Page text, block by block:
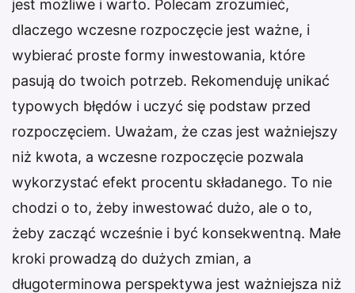
jest możliwe i warto. Polecam zrozumieć,
dlaczego wczesne rozpoczęcie jest ważne, i
wybierać proste formy inwestowania, które
pasują do twoich potrzeb. Rekomenduję unikać
typowych błędów i uczyć się podstaw przed
rozpoczęciem. Uważam, że czas jest ważniejszy
niż kwota, a wczesne rozpoczęcie pozwala
wykorzystać efekt procentu składanego. To nie
chodzi o to, żeby inwestować dużo, ale o to,
żeby zacząć wcześnie i być konsekwentną. Małe
kroki prowadzą do dużych zmian, a
długoterminowa perspektywa jest ważniejsza niż